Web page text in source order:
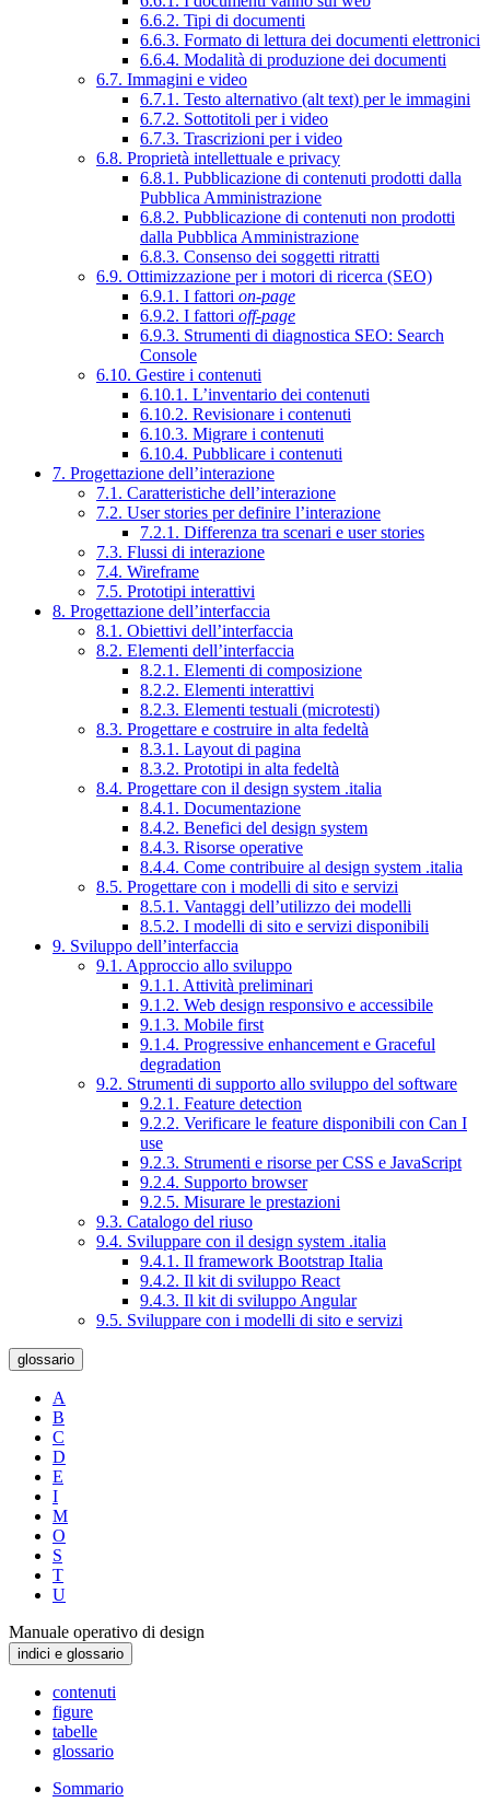
6.6.2. Tipi di documenti
6.6.3. Formato di lettura dei documenti elettronici
6.6.4. Modalità di produzione dei documenti
6.7. Immagini e video
6.7.1. Testo alternativo (alt text) per le immagini
6.7.2. Sottotitoli per i video
6.7.3. Trascrizioni per i video
6.8. Proprietà intellettuale e privacy
6.8.1. Pubblicazione di contenuti prodotti dalla
Pubblica Amministrazione
6.8.2. Pubblicazione di contenuti non prodotti
dalla Pubblica Amministrazione
6.8.3. Consenso dei soggetti ritratti
6.9. Ottimizzazione per i motori di ricerca (SEO)
6.9.1. I fattori on-page
6.9.2. I fattori off-page
6.9.3. Strumenti di diagnostica SEO: Search
Console
6.10. Gestire i contenuti
6.10.1. L’inventario dei contenuti
6.10.2. Revisionare i contenuti
6.10.3. Migrare i contenuti
6.10.4. Pubblicare i contenuti
7. Progettazione dell’interazione
7.1. Caratteristiche dell’interazione
7.2. User stories per definire l’interazione
7.2.1. Differenza tra scenari e user stories
7.3. Flussi di interazione
7.4. Wireframe
7.5. Prototipi interattivi
8. Progettazione dell’interfaccia
8.1. Obiettivi dell’interfaccia
8.2. Elementi dell’interfaccia
8.2.1. Elementi di composizione
8.2.2. Elementi interattivi
8.2.3. Elementi testuali (microtesti)
8.3. Progettare e costruire in alta fedeltà
8.3.1. Layout di pagina
8.3.2. Prototipi in alta fedeltà
8.4. Progettare con il design system .italia
8.4.1. Documentazione
8.4.2. Benefici del design system
8.4.3. Risorse operative
8.4.4. Come contribuire al design system .italia
8.5. Progettare con i modelli di sito e servizi
8.5.1. Vantaggi dell’utilizzo dei modelli
8.5.2. I modelli di sito e servizi disponibili
9. Sviluppo dell’interfaccia
9.1. Approccio allo sviluppo
9.1.1. Attività preliminari
9.1.2. Web design responsivo e accessibile
9.1.3. Mobile first
9.1.4. Progressive enhancement e Graceful
degradation
9.2. Strumenti di supporto allo sviluppo del software
9.2.1. Feature detection
9.2.2. Verificare le feature disponibili con Can I
use
9.2.3. Strumenti e risorse per CSS e JavaScript
9.2.4. Supporto browser
9.2.5. Misurare le prestazioni
9.3. Catalogo del riuso
9.4. Sviluppare con il design system .italia
9.4.1. Il framework Bootstrap Italia
9.4.2. Il kit di sviluppo React
9.4.3. Il kit di sviluppo Angular
9.5. Sviluppare con i modelli di sito e servizi
glossario
A
B
C
D
E
I
M
O
S
T
U
Manuale operativo di design
indici e glossario
contenuti
figure
tabelle
glossario
Sommario